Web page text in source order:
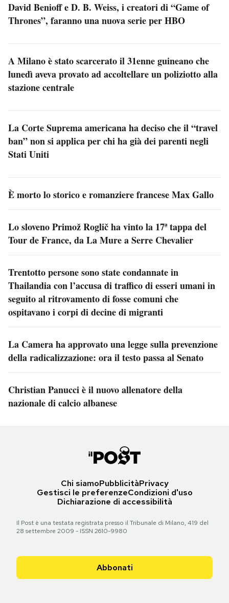
David Benioff e D. B. Weiss, i creatori di “Game of
Thrones”, faranno una nuova serie per HBO
A Milano è stato scarcerato il 31enne guineano che
lunedì aveva provato ad accoltellare un poliziotto alla
stazione centrale
La Corte Suprema americana ha deciso che il “travel
ban” non si applica per chi ha già dei parenti negli
Stati Uniti
È morto lo storico e romanziere francese Max Gallo
Lo sloveno Primož Roglič ha vinto la 17ª tappa del
Tour de France, da La Mure a Serre Chevalier
Trentotto persone sono state condannate in
Thailandia con l’accusa di traffico di esseri umani in
seguito al ritrovamento di fosse comuni che
ospitavano i corpi di decine di migranti
La Camera ha approvato una legge sulla prevenzione
della radicalizzazione: ora il testo passa al Senato
Christian Panucci è il nuovo allenatore della
nazionale di calcio albanese
Chi siamoPubblicitàPrivacy
Gestisci le preferenzeCondizioni d'uso
Dichiarazione di accessibilità
Il Post è una testata registrata presso il Tribunale di Milano, 419 del
28 settembre 2009 - ISSN 2610-9980
Abbonati